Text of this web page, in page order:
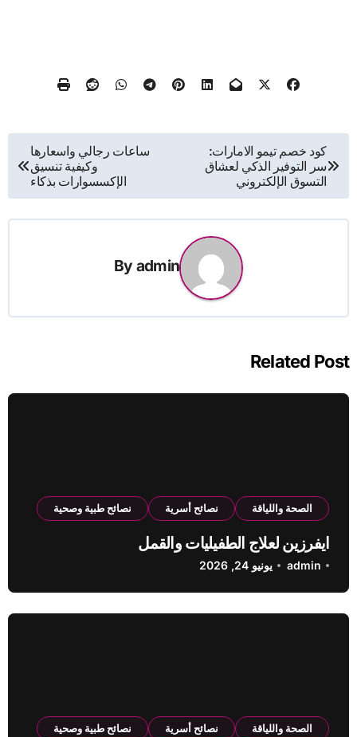
تصفّح
المقالات
كود خصم تيمو الامارات:
سر التوفير الذكي لعشاق
التسوق الإلكتروني
ساعات رجالي واسعارها
وكيفية تنسيق
الإكسسوارات بذكاء
By admin
Related Post
الصحة واللياقة نصائح أسرية نصائح طبية وصحية
ايفرزين لعلاج الطفيليات والقمل
admin يونيو 24, 2026
الصحة واللياقة نصائح أسرية نصائح طبية وصحية